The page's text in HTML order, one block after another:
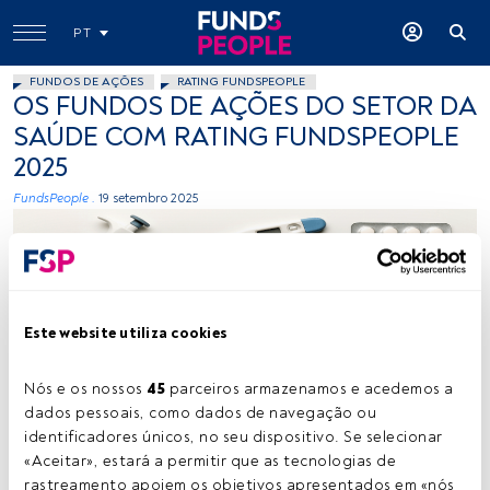
Este website utiliza cookies
Nós e os nossos 45 parceiros armazenamos e acedemos a
dados pessoais, como dados de navegação ou
identificadores únicos, no seu dispositivo. Se selecionar
«Aceitar», estará a permitir que as tecnologias de
rastreamento apoiem os objetivos apresentados em «nós
PT
FUNDOS DE AÇÕES RATING FUNDSPEOPLE
OS FUNDOS DE AÇÕES DO SETOR DA
SAÚDE COM RATING FUNDSPEOPLE
2025
FundsPeople . 19 setembro 2025
Saúde. Imagem gerada pelo ChatGPT
Tempo de leitura:2 min.